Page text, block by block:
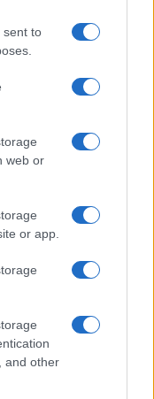
sent to
web or
or app.
and other